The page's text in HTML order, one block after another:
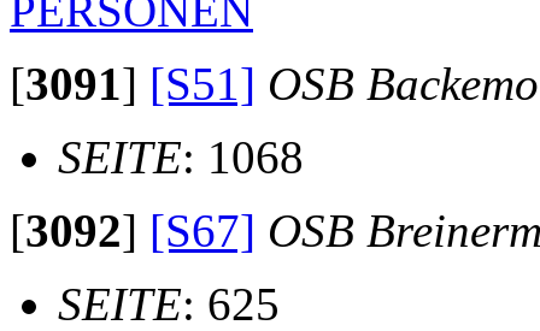
[3091] [S51] OSB
SEITE: 1068
[3092] [S67] OSB
SEITE: 625